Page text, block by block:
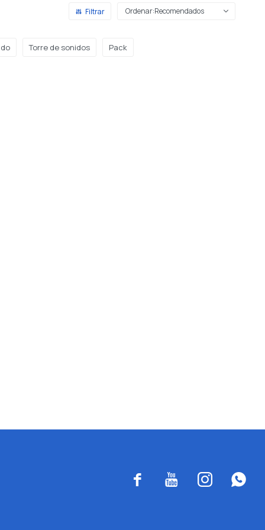
Recomendados
Torre de sonidos Pack
   